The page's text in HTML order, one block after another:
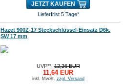
JETZT KAUFEN
Lieferfrist 5 Tage*
Hazet 900Z-17 Steckschlüssel-Einsatz D6k.
SW 17 mm
UVP**:12,26 EUR
11,64 EUR
inkl. MwSt. zzgl. Versand